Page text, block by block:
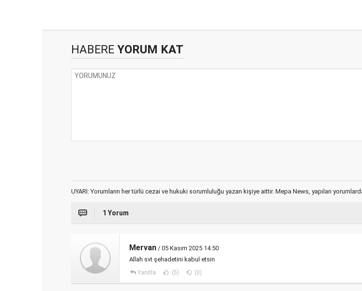
HABERE YORUM KAT
UYARI: Yorumların her türlü cezai ve hukuki sorumluluğu yazan kişiye aittir. Mepa News, yapılan
1 Yorum
Mervan / 05 Kasım 2025 14:50
Allah svt şehadetini kabul etsin
Yanıtla (5) (0)